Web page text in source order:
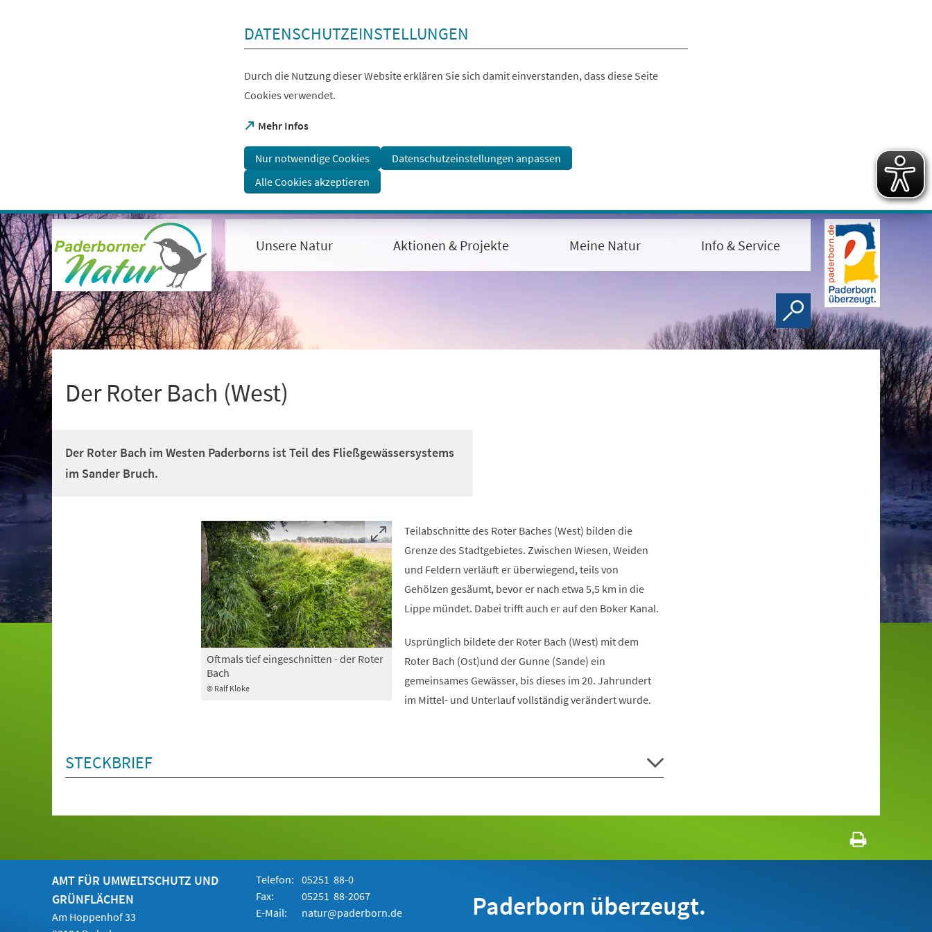
Visuelle
Assistenzsoftware
öffnen.
Mit
der
Tastatur
erreichbar
über
ALT
+
1
DATENSCHUTZEINSTELLUNGEN
Durch die Nutzung dieser Website erklären Sie sich damit einverstanden, dass diese Seite
Cookies verwendet.
Mehr Infos
(Öffnet
einem
neuen
Tab)
Nur notwendige Cookies
Datenschutzeinstellungen anpassen
Alle Cookies akzeptieren
Unsere Natur Aktionen & Projekte Meine Natur Info & Service
Der Roter Bach (West)
Der Roter Bach im Westen Paderborns ist Teil des Fließgewässersystems
im Sander Bruch.
© Ralf Kloke
Oftmals tief eingeschnitten - der Roter
Bach
Teilabschnitte des Roter Baches (West) bilden die
Grenze des Stadtgebietes. Zwischen Wiesen, Weiden
und Feldern verläuft er überwiegend, teils von
Gehölzen gesäumt, bevor er nach etwa 5,5 km in die
Lippe mündet. Dabei trifft auch er auf den Boker Kanal.
Usprünglich bildete der Roter Bach (West) mit dem
Roter Bach (Ost)und der Gunne (Sande) ein
gemeinsames Gewässer, bis dieses im 20. Jahrundert
im Mittel- und Unterlauf vollständig verändert wurde.
STECKBRIEF
AMT FÜR UMWELTSCHUTZ UND
GRÜNFLÄCHEN
Am Hoppenhof 33
Telefon: 05251 88-0
Fax:
05251 88-2067
E-Mail:
natur@paderborn.de Paderborn überzeugt.